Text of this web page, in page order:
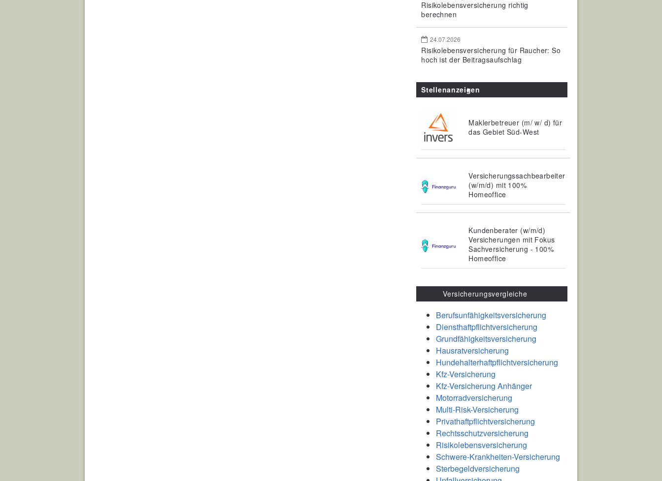
Risikolebensversicherung richtig
berechnen
24.07.2026
Risikolebensversicherung für Raucher: So
hoch ist der Beitragsaufschlag
Stellenanzeigen
Maklerbetreuer (m/ w/ d) für
das Gebiet Süd-West
Versicherungssachbearbeiter
(w/m/d) mit 100%
Homeoffice
Kundenberater (w/m/d)
Versicherungen mit Fokus
Sachversicherung - 100%
Homeoffice
Versicherungsvergleiche
Berufsunfähigkeitsversicherung
Diensthaftpflichtversicherung
Grundfähigkeitsversicherung
Hausratversicherung
Hundehalterhaftpflichtversicherung
Kfz-Versicherung
Kfz-Versicherung Anhänger
Motorradversicherung
Multi-Risk-Versicherung
Privathaftpflichtversicherung
Rechtsschutzversicherung
Risikolebensversicherung
Schwere-Krankheiten-Versicherung
Sterbegeldversicherung